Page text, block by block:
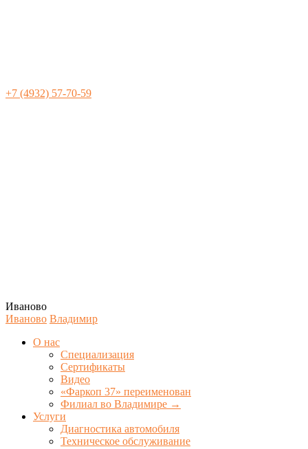
+7 (4932) 57-70-59
Иваново
Иваново Владимир
О нас
Специализация
Сертификаты
Видео
«Фаркоп 37» переименован
Филиал во Владимире →
Услуги
Диагностика автомобиля
Техническое обслуживание